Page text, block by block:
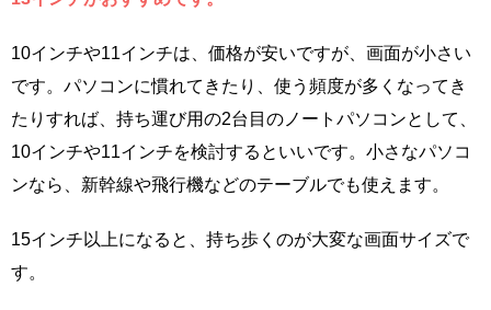
10インチや11インチは、価格が安いですが、画面が小さい
です。パソコンに慣れてきたり、使う頻度が多くなってき
たりすれば、持ち運び用の2台目のノートパソコンとして、
10インチや11インチを検討するといいです。小さなパソコ
ンなら、新幹線や飛行機などのテーブルでも使えます。
15インチ以上になると、持ち歩くのが大変な画面サイズで
す。